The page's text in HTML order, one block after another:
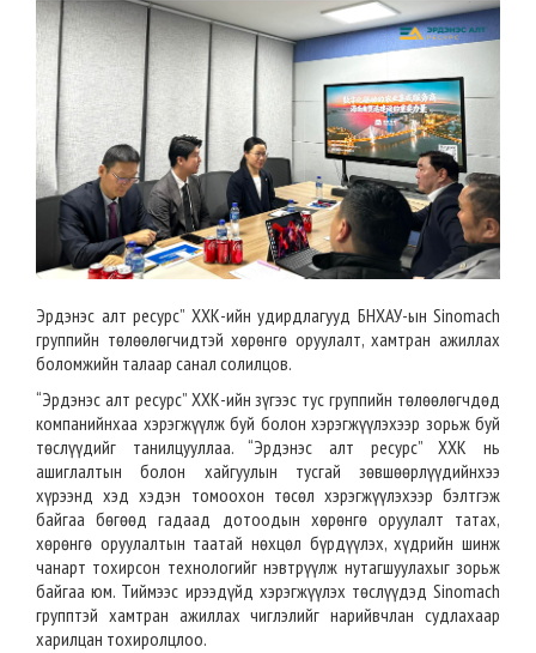
Эрдэнэс алт ресурс” ХХК-ийн удирдлагууд БНХАУ-ын Sinomach
группийн төлөөлөгчидтэй хөрөнгө оруулалт, хамтран ажиллах
боломжийн талаар санал солилцов.
“Эрдэнэс алт ресурс” ХХК-ийн зүгээс тус группийн төлөөлөгчдөд
компанийнхаа хэрэгжүүлж буй болон хэрэгжүүлэхээр зорьж буй
төслүүдийг танилцууллаа. “Эрдэнэс алт ресурс” ХХК нь
ашиглалтын болон хайгуулын тусгай зөвшөөрлүүдийнхээ
хүрээнд хэд хэдэн томоохон төсөл хэрэгжүүлэхээр бэлтгэж
байгаа бөгөөд гадаад дотоодын хөрөнгө оруулалт татах,
хөрөнгө оруулалтын таатай нөхцөл бүрдүүлэх, хүдрийн шинж
чанарт тохирсон технологийг нэвтрүүлж нутагшуулахыг зорьж
байгаа юм. Тиймээс ирээдүйд хэрэгжүүлэх төслүүдэд Sinomach
групптэй хамтран ажиллах чиглэлийг нарийвчлан судлахаар
харилцан тохиролцлоо.